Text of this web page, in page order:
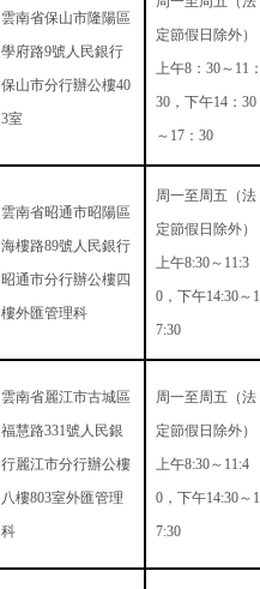
雲南省保山市隆陽區
學府路9號人民銀行
保山市分行辦公樓40
3室
定節假日除外）
上午8 ： 30～ 11 ：
30 ，下午14 ： 30
～ 17 ： 30
雲南省昭通市昭陽區
海樓路89號人民銀行
昭通市分行辦公樓四
樓外匯管理科
周一至周五（法
定節假日除外）
上午8:30～ 11:3
0 ，下午14:30～ 1
7:30
雲南省麗江市古城區
福慧路331號人民銀
行麗江市分行辦公樓
八樓803室外匯管理
科
周一至周五（法
定節假日除外）
上午8:30～ 11:4
0 ，下午14:30～ 1
7:30